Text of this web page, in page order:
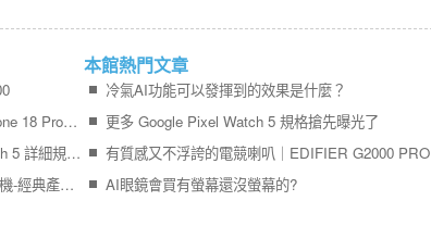
AirPods 傳將加入相機功能 有望與 iPhone 18 Pro 系列同步亮相
升級可能真的很小，Google Pixel Watch 5 詳細規格曝光
HyperX Cloud Earbuds II耳道式電競耳機-經典產品再進化，千元內輕鬆入主
本館熱門文章
冷氣AI功能可以發揮到的效果是什麼？
更多 Google Pixel Watch 5 規格搶先曝光了
有質感又不浮誇的電競喇叭｜EDIFIER G2000 PRO
AI眼鏡會買有螢幕還沒螢幕的?